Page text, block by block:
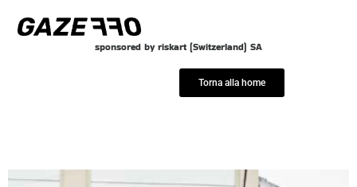
sponsored by riskart (Switzerland) SA
Torna alla home